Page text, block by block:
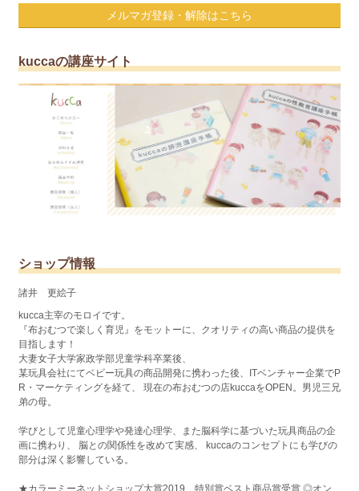
メルマガ登録・解除はこちら
kuccaの講座サイト
ショップ情報
諸井 更絵子
kucca主宰のモロイです。
『布おむつで楽しく育児』をモットーに、クオリティの高い商品の提供を
目指します！
大妻女子大学家政学部児童学科卒業後、
某玩具会社にてベビー玩具の商品開発に携わった後、ITベンチャー企業でP
R・マーケティングを経て、 現在の布おむつの店kuccaをOPEN。男児三兄
弟の母。
学びとして児童心理学や発達心理学、また脳科学に基づいた玩具商品の企
画に携わり、 脳との関係性を改めて実感、 kuccaのコンセプトにも学びの
部分は深く影響している。
★カラーミーネットショップ大賞2019 特別賞ベスト商品賞受賞 ◎オン